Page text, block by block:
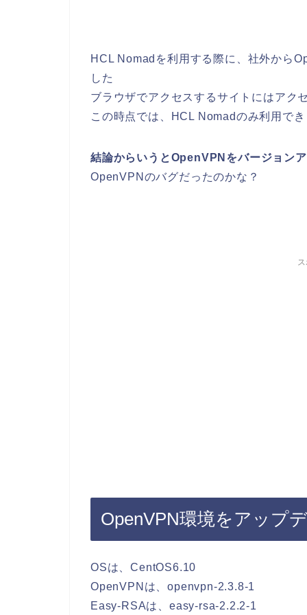
HCL Nomadを利用する際に、社外から
した
ブラウザでアクセスするサイトにはアク
この時点では、HCL Nomadのみ利用で
結論からいうとOpenVPNをバージョン
OpenVPNのバグだったのかな？
OpenVPN環境をアップ
OSは、CentOS6.10
OpenVPNは、openvpn-2.3.8-1
Easy-RSAは、easy-rsa-2.2.2-1